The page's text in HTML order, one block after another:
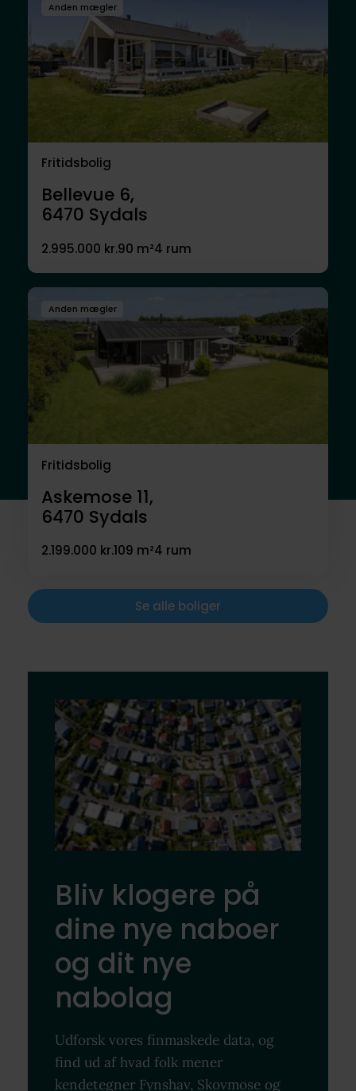
Anden mægler
Fritidsbolig
Bellevue 6,
6470 Sydals
2.995.000 kr.90 m²4 rum
Anden mægler
Fritidsbolig
Askemose 11,
6470 Sydals
2.199.000 kr.109 m²4 rum
Se alle boliger
Bliv klogere på
dine nye naboer
og dit nye
nabolag
Udforsk vores finmaskede data, og
find ud af hvad folk mener
kendetegner Fynshav, Skovmose og